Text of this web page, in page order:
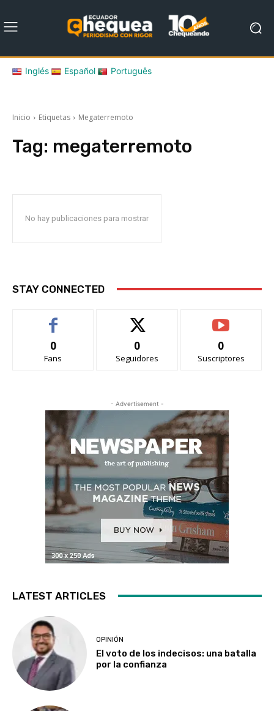
Inglés Español Português
Inicio Etiquetas Megaterremoto
Tag: megaterremoto
No hay publicaciones para mostrar
STAY CONNECTED
0
Fans
0
Seguidores
0
Suscriptores
- Advertisement -
LATEST ARTICLES
OPINIÓN
El voto de los indecisos: una batalla
por la confianza